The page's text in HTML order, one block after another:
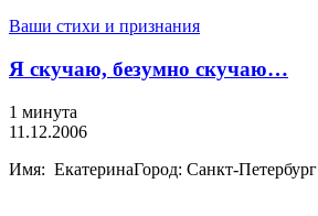
Ваши стихи и признания
Я скучаю, безумно скучаю…
1 минута
11.12.2006
Имя: ЕкатеринаГород: Санкт-Петербург